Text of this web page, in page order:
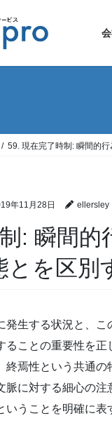
59. 現在完了時制: 瞬間的
年11月28日 ellersley
: 瞬間
とを区別
発生する状況と、
ることの重要性を
終焉性という共通
脈に対する細心の
いうことを明確に